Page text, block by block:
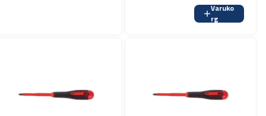
Varuko
rg